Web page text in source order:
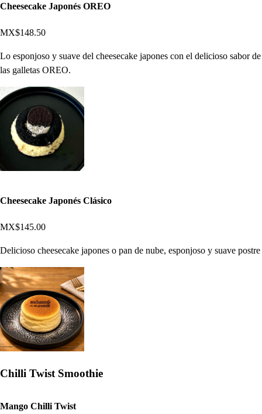
Cheesecake Japonés OREO
MX$148.50
Lo esponjoso y suave del cheesecake japones con el delicioso sabor de
las galletas OREO.
Cheesecake Japonés Clásico
MX$145.00
Delicioso cheesecake japones o pan de nube, esponjoso y suave postre
Chilli Twist Smoothie
Mango Chilli Twist